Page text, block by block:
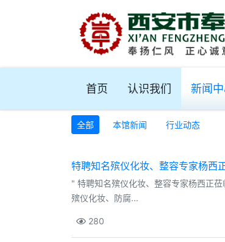
首页 认识我们 新闻
全部 本馆新闻 行业动态
特聘知名殡仪化妆、整容专家杨西
" 特聘知名殡仪化妆、整容专家杨西正
殡仪化妆、防腐...
280